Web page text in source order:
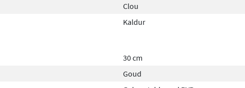
Clou
Kaldur
30 cm
Goud